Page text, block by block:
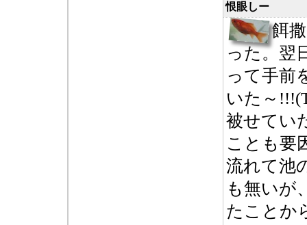
恨眼しー
餌
った。翌
って手前
いた～
被せてい
ことも要
流れて池
も無いが
たことか